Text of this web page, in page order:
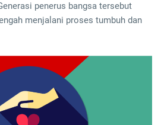
penerus bangsa tersebut
menjalani proses tumbuh dan